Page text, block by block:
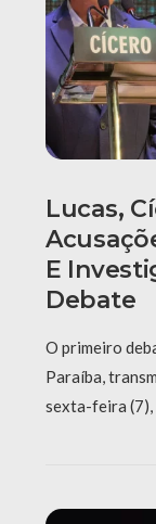
Lucas,
E
Debate
O primeiro
Paraíba,
sexta-feira